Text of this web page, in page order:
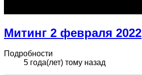
Митинг 2 февраля 2022
Подробности
5 года(лет) тому назад